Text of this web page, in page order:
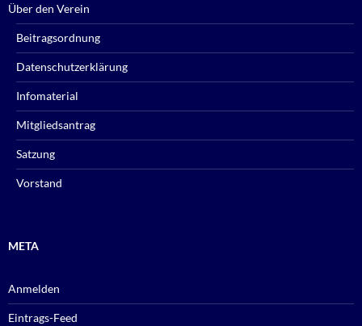
Über den Verein
Beitragsordnung
Datenschutzerklärung
Infomaterial
Mitgliedsantrag
Satzung
Vorstand
META
Anmelden
Eintrags-Feed